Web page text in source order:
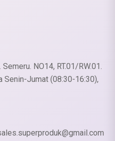
NO14, RT.01/RW.01.
Senin-Jumat (08:30-16:30),